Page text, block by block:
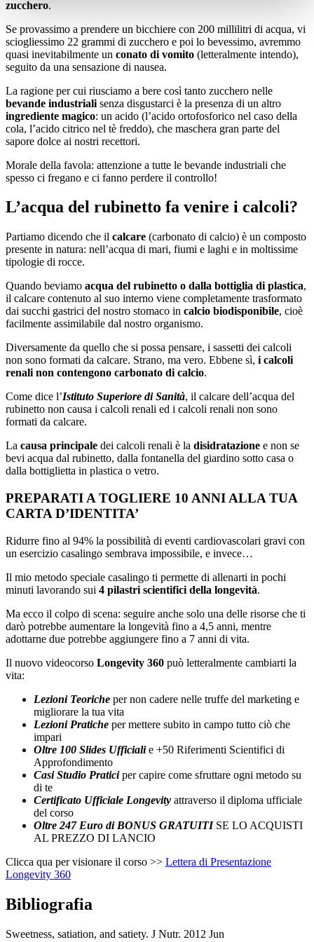
zucchero.
Se provassimo a prendere un bicchiere con 200 millilitri di acqua, vi
sciogliessimo 22 grammi di zucchero e poi lo bevessimo, avremmo
quasi inevitabilmente un conato di vomito (letteralmente intendo),
seguito da una sensazione di nausea.
La ragione per cui riusciamo a bere così tanto zucchero nelle
bevande industriali senza disgustarci è la presenza di un altro
ingrediente magico: un acido (l’acido ortofosforico nel caso della
cola, l’acido citrico nel tè freddo), che maschera gran parte del
sapore dolce ai nostri recettori.
Morale della favola: attenzione a tutte le bevande industriali che
spesso ci fregano e ci fanno perdere il controllo!
L’acqua del rubinetto fa venire i calcoli?
Partiamo dicendo che il calcare (carbonato di calcio) è un composto
presente in natura: nell’acqua di mari, fiumi e laghi e in moltissime
tipologie di rocce.
Quando beviamo acqua del rubinetto o dalla bottiglia di plastica,
il calcare contenuto al suo interno viene completamente trasformato
dai succhi gastrici del nostro stomaco in calcio biodisponibile, cioè
facilmente assimilabile dal nostro organismo.
Diversamente da quello che si possa pensare, i sassetti dei calcoli
non sono formati da calcare. Strano, ma vero. Ebbene sì, i calcoli
renali non contengono carbonato di calcio.
Come dice l’Istituto Superiore di Sanità, il calcare dell’acqua del
rubinetto non causa i calcoli renali ed i calcoli renali non sono
formati da calcare.
La causa principale dei calcoli renali è la disidratazione e non se
bevi acqua dal rubinetto, dalla fontanella del giardino sotto casa o
dalla bottiglietta in plastica o vetro.
PREPARATI A TOGLIERE 10 ANNI ALLA TUA
CARTA D’IDENTITA’
Ridurre fino al 94% la possibilità di eventi cardiovascolari gravi con
un esercizio casalingo sembrava impossibile, e invece…
Il mio metodo speciale casalingo ti permette di allenarti in pochi
minuti lavorando sui 4 pilastri scientifici della longevità.
Ma ecco il colpo di scena: seguire anche solo una delle risorse che ti
darò potrebbe aumentare la longevità fino a 4,5 anni, mentre
adottarne due potrebbe aggiungere fino a 7 anni di vita.
Il nuovo videocorso Longevity 360 può letteralmente cambiarti la
vita:
Lezioni Teoriche per non cadere nelle truffe del marketing e
migliorare la tua vita
Lezioni Pratiche per mettere subito in campo tutto ciò che
impari
Oltre 100 Slides Ufficialie +50 Riferimenti Scientifici di
Approfondimento
Casi Studio Pratici per capire come sfruttare ogni metodo su
di te
Certificato Ufficiale Longevity attraverso il diploma ufficiale
del corso
Oltre 247 Euro di BONUS GRATUITI SE LO ACQUISTI
AL PREZZO DI LANCIO
Clicca qua per visionare il corso >> Lettera di Presentazione
Longevity 360
Bibliografia
Sweetness, satiation, and satiety. J Nutr. 2012 Jun